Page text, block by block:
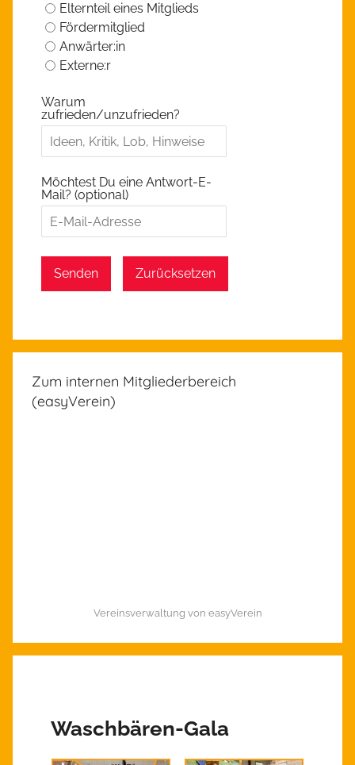
Elternteil eines Mitglieds
Fördermitglied
Anwärter:in
Externe:r
Warum
zufrieden/unzufrieden?
Möchtest Du eine Antwort-E-
Mail? (optional)
Senden Zurücksetzen
Zum internen Mitgliederbereich
(easyVerein)
Vereinsverwaltung von easyVerein
Waschbären-Gala